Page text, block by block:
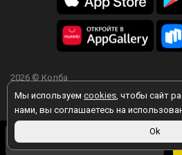
3 094 ₽
Мы используем cookies, чтобы сайт
нами, вы соглашаетесь на
Ok
2026 © Колба
Вы принимаете условия политики в
персональных данных
любой форме обратной связи на сайте